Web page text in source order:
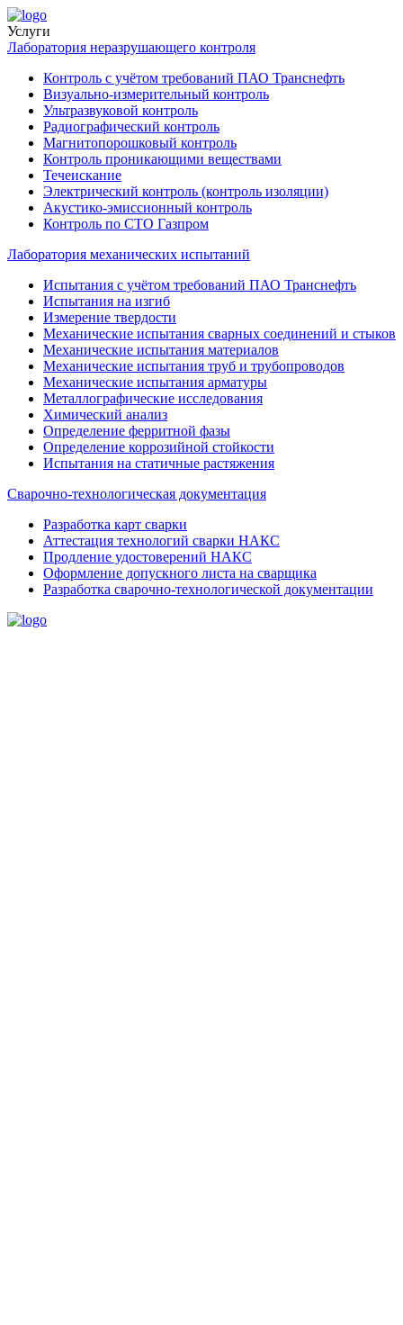
Услуги
Лаборатория неразрушающего контроля
Контроль с учётом требований ПАО Транснефть
Визуально-измерительный контроль
Ультразвуковой контроль
Радиографический контроль
Магнитопорошковый контроль
Контроль проникающими веществами
Течеискание
Электрический контроль (контроль изоляции)
Акустико-эмиссионный контроль
Контроль по СТО Газпром
Лаборатория механических испытаний
Испытания с учётом требований ПАО Транснефть
Испытания на изгиб
Измерение твердости
Механические испытания сварных соединений и стыков
Механические испытания материалов
Механические испытания труб и трубопроводов
Механические испытания арматуры
Металлографические исследования
Химический анализ
Определение ферритной фазы
Определение коррозийной стойкости
Испытания на статичные растяжения
Сварочно-технологическая документация
Разработка карт сварки
Аттестация технологий сварки НАКС
Продление удостоверений НАКС
Оформление допускного листа на сварщика
Разработка сварочно-технологической документации